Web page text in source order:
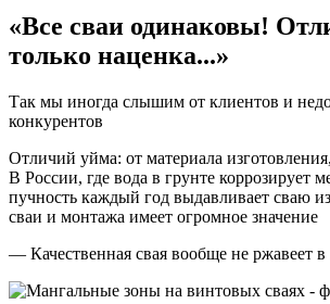
«Все сваи одинаковы!
только наценка...»
Так мы иногда слышим от клиентов и
конкурентов
Отличий уйма: от материала
В России, где вода в грунте коррозирует
пучность каждый год выдавливает сваю
сваи и монтажа имеет огромное значение
— Качественная свая вообще не ржавеет в